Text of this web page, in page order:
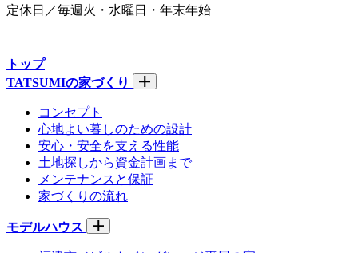
定休日／毎週火・水曜日・年末年始
トップ
TATSUMIの家づくり
コンセプト
心地よい暮しのための設計
安心・安全を支える性能
土地探しから資金計画まで
メンテナンスと保証
家づくりの流れ
モデルハウス